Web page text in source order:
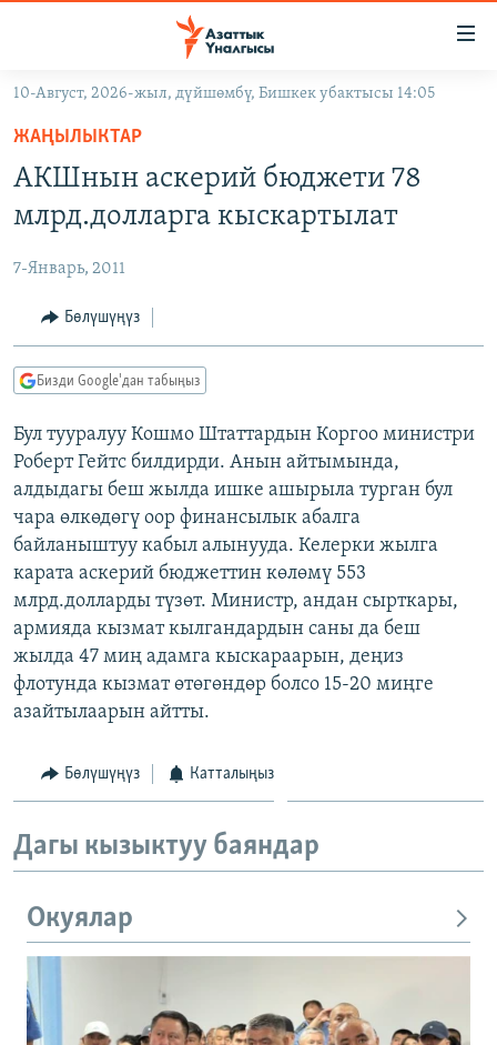
Навигацияга
өтүңүз
Издөөгө
салыңыз
ЭКОНОМИКА
МАДАНИЯТ
БОРБОР АЗИЯ
УКРАИНА
АТАЙЫН ИЛИКТӨӨ
ТВ ПРОГРАММАЛАР
ЭКСПЕРТТЕР ТАЛДАЙТ
БИЗ ЖАНА ДҮЙНӨ
ДАНИСТЕ
ЭЖЕ-СИҢДИЛЕР
ЫҢГАЙСЫЗ СУРООЛОР
ӨЗГӨЧӨ ПИКИР
Русский
ОНЛАЙН ШЕРИНЕ
ЭЕ/АРнун бардык сайттары
10-Август, 2026-жыл, дүйшөмбү, Бишкек убактысы 14:05
ЖАҢЫЛЫКТАР
АКШнын аскерий бюджети 78
млрд.долларга кыскартылат
7-Январь, 2011
Бөлүшүңүз
Бизди Google'дан табыңыз
Бул тууралуу Кошмо Штаттардын Коргоо министри
Роберт Гейтс билдирди. Анын айтымында,
алдыдагы беш жылда ишке ашырыла турган бул
чара өлкөдөгү оор финансылык абалга
байланыштуу кабыл алынууда. Келерки жылга
карата аскерий бюджеттин көлөмү 553
млрд.долларды түзөт. Министр, андан сырткары,
армияда кызмат кылгандардын саны да беш
жылда 47 миң адамга кыскараарын, деңиз
флотунда кызмат өтөгөндөр болсо 15-20 миңге
азайтылаарын айтты.
Бөлүшүңүз Катталыңыз
Дагы кызыктуу баяндар
Окуялар